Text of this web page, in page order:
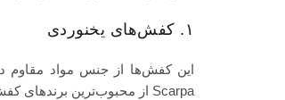
۱. کفش‌های یخنوردی
Scarpa از محبوب‌ترین برندهای کفش یخنوردی هستند.